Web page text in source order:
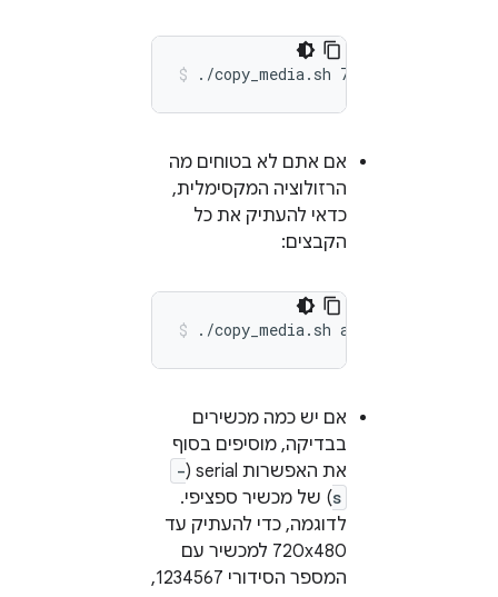
./copy_media.sh 720x480
אם אתם לא בטוחים מה
הרזולוציה המקסימלית,
כדאי להעתיק את כל
הקבצים:
./copy_media.sh all
אם יש כמה מכשירים
בבדיקה, מוסיפים בסוף
את האפשרות serial (
-
s) של מכשיר ספציפי.
לדוגמה, כדי להעתיק עד
720x480 למכשיר עם
המספר הסידורי 1234567,